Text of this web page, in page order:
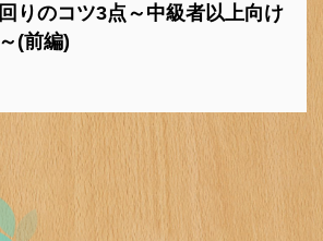
回りのコツ3点～中級者以上向け
～(前編)